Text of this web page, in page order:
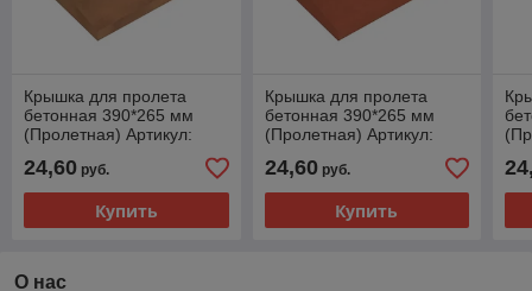
Крышка для пролета
бетонная 390*265 мм
(Пролетная) Артикул:
24,60 руб.
Купить
Крышка для пролета
бетонная 390*265 мм
(Пролетная) Артикул:
24,60руб.
Купить
О нас